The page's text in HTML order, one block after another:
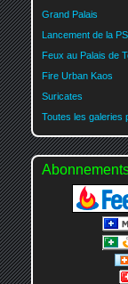
Grand Palais
Lancement de la
Feux au Palais de
Fire Urban Kaos
Suricates
Toutes les galeries